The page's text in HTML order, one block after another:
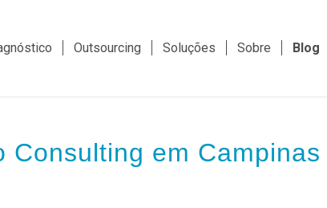
Outsourcing Soluções Sobre Blog
Consulting em Campinas